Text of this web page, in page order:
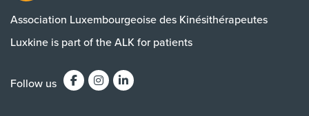
Association Luxembourgeoise des Kinésithérapeutes
Luxkine is part of the ALK for patients
Follow us